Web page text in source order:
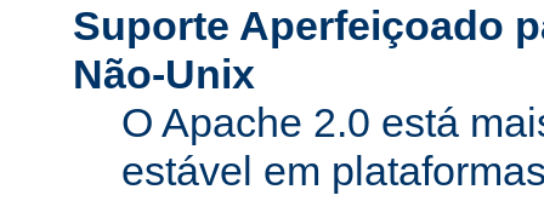
Suporte Aperfeiçoado
Não-Unix
O Apache 2.0 está
estável em